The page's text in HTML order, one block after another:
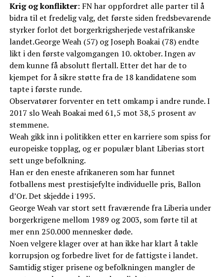
Krig og konflikter: FN har oppfordret alle parter til å
bidra til et fredelig valg, det første siden fredsbevarende
styrker forlot det borgerkrigsherjede vestafrikanske
landet.George Weah (57) og Joseph Boakai (78) endte
likt i den første valgomgangen 10. oktober. Ingen av
dem kunne få absolutt flertall. Etter det har de to
kjempet for å sikre støtte fra de 18 kandidatene som
tapte i første runde.
Observatører forventer en tett omkamp i andre runde. I
2017 slo Weah Boakai med 61,5 mot 38,5 prosent av
stemmene.
Weah gikk inn i politikken etter en karriere som spiss for
europeiske topplag, og er populær blant Liberias stort
sett unge befolkning.
Han er den eneste afrikaneren som har funnet
fotballens mest prestisjefylte individuelle pris, Ballon
d’Or. Det skjedde i 1995.
George Weah var stort sett fraværende fra Liberia under
borgerkrigene mellom 1989 og 2003, som førte til at
mer enn 250.000 mennesker døde.
Noen velgere klager over at han ikke har klart å takle
korrupsjon og forbedre livet for de fattigste i landet.
Samtidig stiger prisene og befolkningen mangler de